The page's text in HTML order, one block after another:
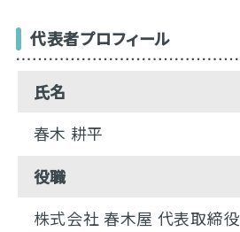
代表者プロフィール
氏名
春木 耕平
役職
株式会社 春木屋 代表取締役